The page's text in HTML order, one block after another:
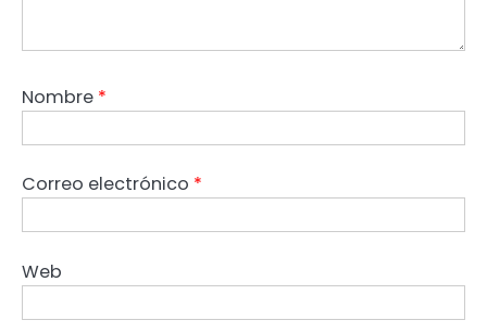
Nombre *
Correo electrónico *
Web